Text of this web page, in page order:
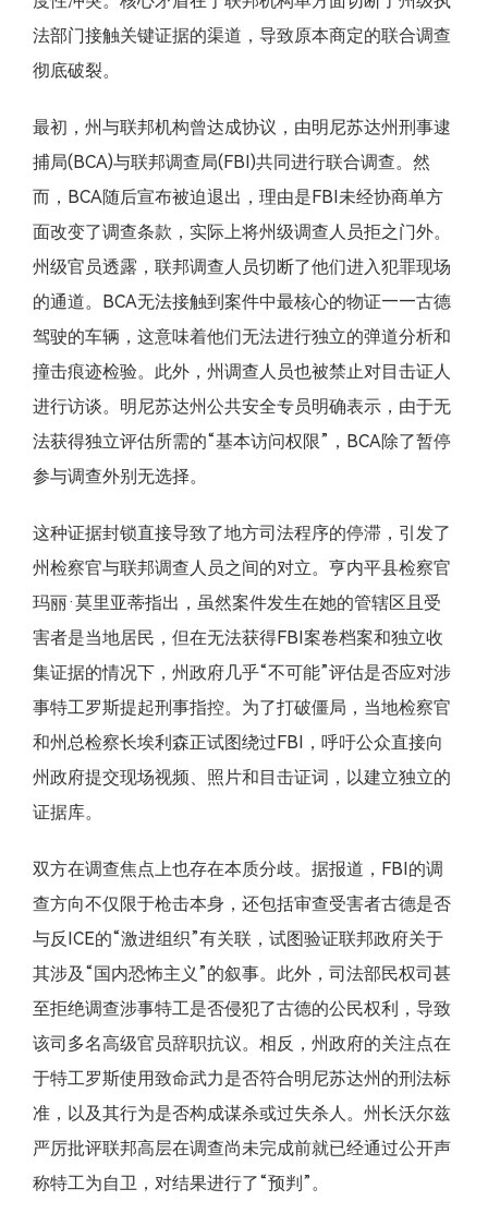
法部门接触关键证据的渠道，导致原本商定的联合调查
彻底破裂。
最初，州与联邦机构曾达成协议，由明尼苏达州刑事逮
捕局(BCA)与联邦调查局(FBI)共同进行联合调查。然
而，BCA随后宣布被迫退出，理由是FBI未经协商单方
面改变了调查条款，实际上将州级调查人员拒之门外。
州级官员透露，联邦调查人员切断了他们进入犯罪现场
的通道。BCA无法接触到案件中最核心的物证——古德
驾驶的车辆，这意味着他们无法进行独立的弹道分析和
撞击痕迹检验。此外，州调查人员也被禁止对目击证人
进行访谈。明尼苏达州公共安全专员明确表示，由于无
法获得独立评估所需的“基本访问权限”，BCA除了暂停
参与调查外别无选择。
这种证据封锁直接导致了地方司法程序的停滞，引发了
州检察官与联邦调查人员之间的对立。亨内平县检察官
玛丽·莫里亚蒂指出，虽然案件发生在她的管辖区且受
害者是当地居民，但在无法获得FBI案卷档案和独立收
集证据的情况下，州政府几乎“不可能”评估是否应对涉
事特工罗斯提起刑事指控。为了打破僵局，当地检察官
和州总检察长埃利森正试图绕过FBI，呼吁公众直接向
州政府提交现场视频、照片和目击证词，以建立独立的
证据库。
双方在调查焦点上也存在本质分歧。据报道，FBI的调
查方向不仅限于枪击本身，还包括审查受害者古德是否
与反ICE的“激进组织”有关联，试图验证联邦政府关于
其涉及“国内恐怖主义”的叙事。此外，司法部民权司甚
至拒绝调查涉事特工是否侵犯了古德的公民权利，导致
该司多名高级官员辞职抗议。相反，州政府的关注点在
于特工罗斯使用致命武力是否符合明尼苏达州的刑法标
准，以及其行为是否构成谋杀或过失杀人。州长沃尔兹
严厉批评联邦高层在调查尚未完成前就已经通过公开声
称特工为自卫，对结果进行了“预判”。